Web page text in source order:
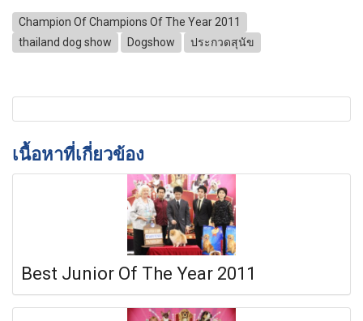
Champion Of Champions Of The Year 2011
thailand dog show
Dogshow ประกวดสุนัข
เนื้อหาที่เกี่ยวข้อง
Best Junior Of The Year 2011